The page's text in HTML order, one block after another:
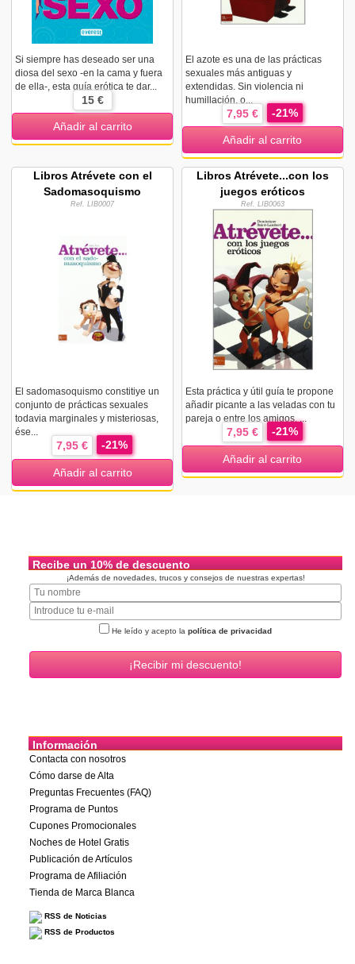
Si siempre has deseado ser una
diosa del sexo -en la cama y fuera
de ella-, esta guía erótica te dar...
15 €
Añadir al carrito
El azote es una de las prácticas
sexuales más antiguas y
extendidas. Sin violencia ni
humillación, o...
7,95 € -21%
Añadir al carrito
Libros Atrévete con el
Sadomasoquismo
Ref. LIB0007
El sadomasoquismo constitiye un
conjunto de prácticas sexuales
todavia marginales y misteriosas,
ése...
7,95 € -21%
Añadir al carrito
Libros Atrévete...con los
juegos eróticos
Ref. LIB0063
Esta práctica y útil guía te propone
añadir picante a las veladas con tu
pareja o entre los amigos. ...
7,95 € -21%
Añadir al carrito
Recibe un 10% de descuento
¡Además de novedades, trucos y consejos de nuestras expertas!
He leído y acepto la política de privacidad
Información
Contacta con nosotros
Cómo darse de Alta
Preguntas Frecuentes (FAQ)
Programa de Puntos
Cupones Promocionales
Noches de Hotel Gratis
Publicación de Artículos
Programa de Afiliación
Tienda de Marca Blanca
RSS de Noticias
RSS de Productos